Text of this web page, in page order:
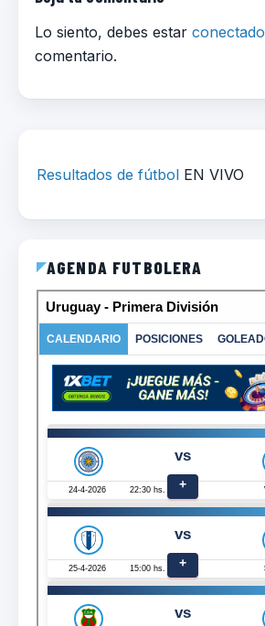
Lo siento, debes estar conectado
comentario.
Resultados de fútbol EN VIVO
AGENDA FUTBOLERA